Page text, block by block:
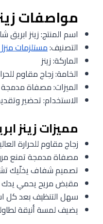
مواصفات
اسم المنتج: زينز
التصنيف:مستلزمات
الماركة: زينز
الخامة: زجاج مقاوم
الميزات: مصفاة مدمجة
الاستخدام: تحضير
مميزات زينز
زجاج مقاوم للحرارة
مصفاة مدمجة تمنع
تصميم شفاف يخلّيك
مقبض مريح يحمي يدك
سهل التنظيف بعد كل
يضيف لمسة أنيقة